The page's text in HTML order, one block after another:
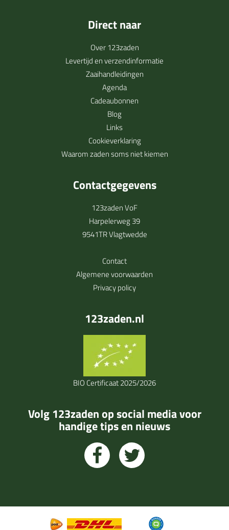
Direct naar
Over 123zaden
Levertijd en verzendinformatie
Zaaihandleidingen
Agenda
Cadeaubonnen
Blog
Links
Cookieverklaring
Waarom zaden soms niet kiemen
Contactgegevens
123zaden VoF
Harpelerweg 39
9541TR Vlagtwedde
Contact
Algemene voorwaarden
Privacy policy
123zaden.nl
BIO Certificaat 2025/2026
Volg 123zaden op social media voor
handige tips en nieuws